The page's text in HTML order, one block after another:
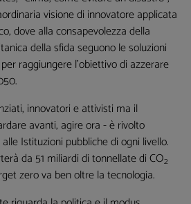
visione di innovatore applicata
dove alla consapevolezza della
della sfida seguono le soluzioni
raggiungere l’obiettivo di azzerare
innovatori e attivisti ma il
avanti, agire ora - è rivolto
Istituzioni pubbliche di ogni livello.
da 51 miliardi di tonnellate di CO2
zero va ben oltre la tecnologia.